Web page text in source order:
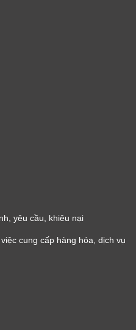
yêu cầu, khiêu nại
cung cấp hàng hóa, dịch vụ